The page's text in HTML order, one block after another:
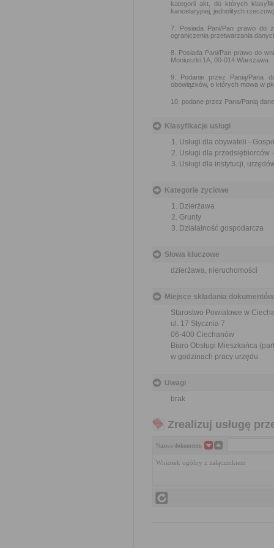
kategorii akt, do których
kancelaryjnej, jednolitych
7. Posiada Pani/Pan prawo do
ograniczenia przetwarzania
8. Posiada Pani/Pan prawo do
Moniuszki 1A, 00-014 Warszawa.
9. Podanie przez Panią/Pana
obowiązków, o których mowa w
10. podane przez Pana/Panią
Klasyfikacje usługi
Usługi dla obywateli -
Usługi dla
Usługi dla instytucji,
Kategorie życiowe
Dzierżawa
Grunty
Działalność gospodarcza
Słowa kluczowe
dzierżawa, nieruchomości
Miejsce składania dokumentów
Starostwo Powiatowe w
ul. 17 Stycznia 7
06-400 Ciechanów
Biuro Obsługi Mieszkańca
w godzinach pracy urzędu
Uwagi
brak
Zrealizuj usługę
Nazwa dokumentu
Wniosek ogólny z załącznikiem